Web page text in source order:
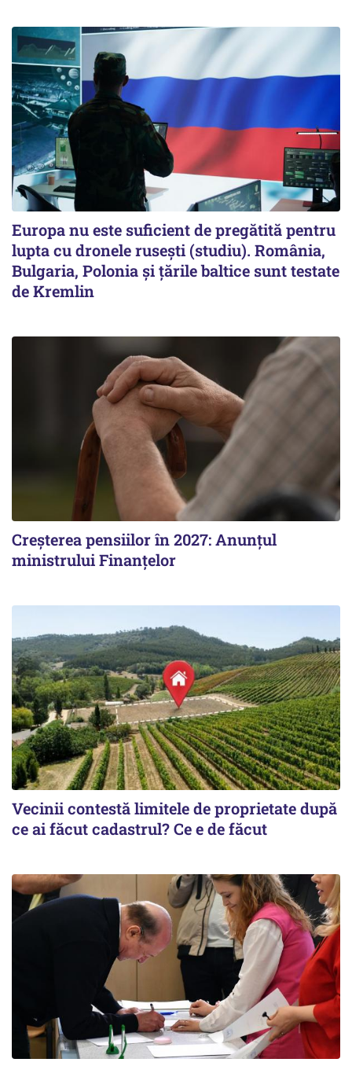
Europa nu este suficient de pregătită pentru
lupta cu dronele rusești (studiu). România,
Bulgaria, Polonia și țările baltice sunt testate
de Kremlin
Creșterea pensiilor în 2027: Anunțul
ministrului Finanțelor
Vecinii contestă limitele de proprietate după
ce ai făcut cadastrul? Ce e de făcut